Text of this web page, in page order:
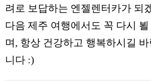
려로 보답하는 엔젤렌터카가 되
다음 제주 여행에서도 꼭 다시
며, 항상 건강하고 행복하시길
니다 :)